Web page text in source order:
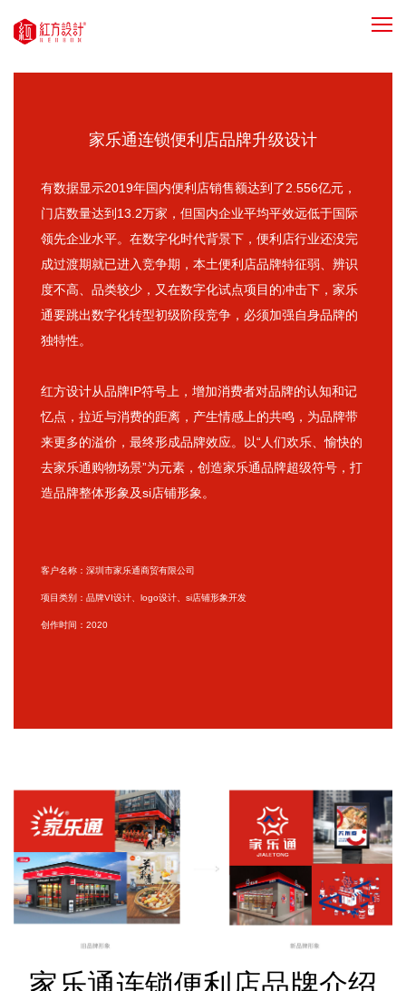
家乐通连锁便利店品牌升级设计
有数据显示2019年国内便利店销售额达到了2.556亿元，
门店数量达到13.2万家，但国内企业平均平效远低于国际
领先企业水平。在数字化时代背景下，便利店行业还没完
成过渡期就已进入竞争期，本土便利店品牌特征弱、辨识
度不高、品类较少，又在数字化试点项目的冲击下，家乐
通要跳出数字化转型初级阶段竞争，必须加强自身品牌的
独特性。
红方设计从品牌IP符号上，增加消费者对品牌的认知和记
忆点，拉近与消费的距离，产生情感上的共鸣，为品牌带
来更多的溢价，最终形成品牌效应。以“人们欢乐、愉快的
去家乐通购物场景”为元素，创造家乐通品牌超级符号，打
造品牌整体形象及si店铺形象。
客户名称：深圳市家乐通商贸有限公司
项目类别：品牌VI设计、logo设计、si店铺形象开发
创作时间：2020